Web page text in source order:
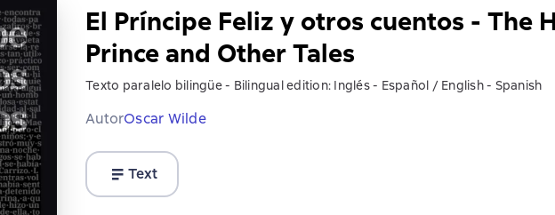
El Príncipe Feliz y otros cuentos - The
Prince and Other Tales
Texto paralelo bilingüe - Bilingual edition: Inglés - Español / English - Spanish
AutorOscar Wilde
Text